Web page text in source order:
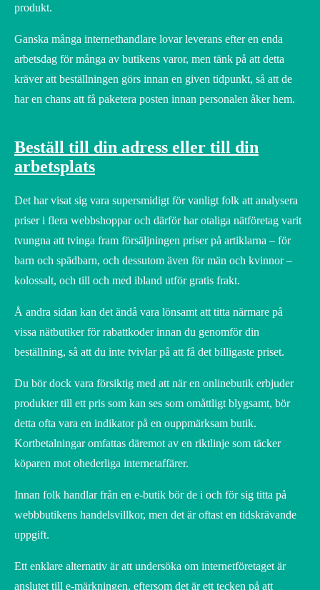
produkt.
Ganska många internethandlare lovar leverans efter en enda
arbetsdag för många av butikens varor, men tänk på att detta
kräver att beställningen görs innan en given tidpunkt, så att de
har en chans att få paketera posten innan personalen åker hem.
Beställ till din adress eller till din
arbetsplats
Det har visat sig vara supersmidigt för vanligt folk att analysera
priser i flera webbshoppar och därför har otaliga nätföretag varit
tvungna att tvinga fram försäljningen priser på artiklarna – för
barn och spädbarn, och dessutom även för män och kvinnor –
kolossalt, och till och med ibland utför gratis frakt.
Å andra sidan kan det ändå vara lönsamt att titta närmare på
vissa nätbutiker för rabattkoder innan du genomför din
beställning, så att du inte tvivlar på att få det billigaste priset.
Du bör dock vara försiktig med att när en onlinebutik erbjuder
produkter till ett pris som kan ses som omåttligt blygsamt, bör
detta ofta vara en indikator på en ouppmärksam butik.
Kortbetalningar omfattas däremot av en riktlinje som täcker
köparen mot ohederliga internetaffärer.
Innan folk handlar från en e-butik bör de i och för sig titta på
webbbutikens handelsvillkor, men det är oftast en tidskrävande
uppgift.
Ett enklare alternativ är att undersöka om internetföretaget är
anslutet till e-märkningen, eftersom det är ett tecken på att